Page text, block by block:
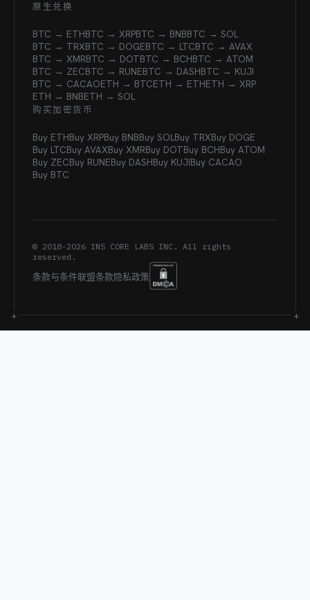
原生兑换
BTC → ETHBTC → XRPBTC → BNBBTC → SOL
BTC → TRXBTC → DOGEBTC → LTCBTC → AVAX
BTC → XMRBTC → DOTBTC → BCHBTC → ATOM
BTC → ZECBTC → RUNEBTC → DASHBTC → KUJI
BTC → CACAOETH → BTCETH → ETHETH → XRP
ETH → BNBETH → SOL
购买加密货币
Buy ETHBuy XRPBuy BNBBuy SOLBuy TRXBuy DOGE
Buy LTCBuy AVAXBuy XMRBuy DOTBuy BCHBuy ATOM
Buy ZECBuy RUNEBuy DASHBuy KUJIBuy CACAO
Buy BTC
© 2018-2026 INS CORE LABS INC. All rights
reserved.
条款与条件联盟条款隐私政策